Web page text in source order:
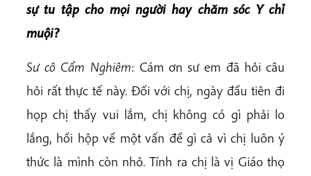
sự tu tập cho mọi người hay chăm sóc Y chỉ
muội?
Sư cô Cẩm Nghiêm: Cám ơn sư em đã hỏi câu
hỏi rất thực tế này. Đối với chị, ngày đầu tiên đi
họp chị thấy vui lắm, chị không có gì phải lo
lắng, hồi hộp về một vấn đề gì cả vì chị luôn ý
thức là mình còn nhỏ. Tính ra chị là vị Giáo thọ